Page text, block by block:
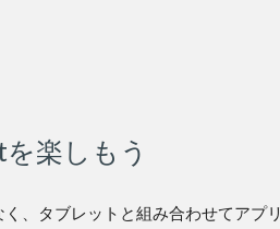
楽しもう
、タブレットと組み合わせてアプリ